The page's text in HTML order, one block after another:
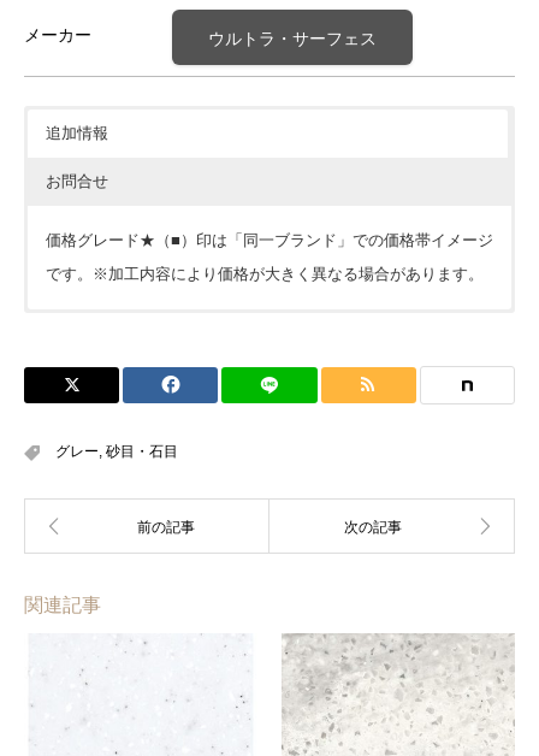
メーカー ウルトラ・サーフェス
追加情報
お問合せ
価格グレード★（■）印は「同一ブランド」での価格帯イメージ
です。※加工内容により価格が大きく異なる場合があります。
※下記フォームは簡単なご質問にお使い下さい。※こちらから
会員の方はこちらからでも見積依頼可能です。カウンターな
ど製作物は見積依頼シートや図面を添付してください。
メールアドレス (必須)
グレー, 砂目・石目
関連記事